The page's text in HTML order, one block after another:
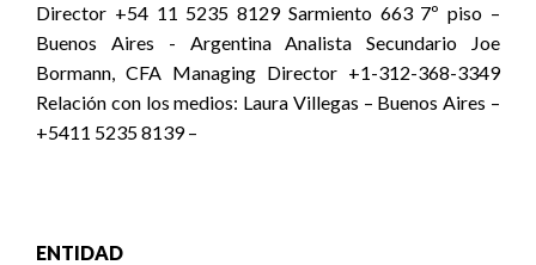
Director +54 11 5235 8129 Sarmiento 663 7º piso –
Buenos Aires - Argentina Analista Secundario Joe
Bormann, CFA Managing Director +1-312-368-3349
Relación con los medios: Laura Villegas – Buenos Aires –
+5411 5235 8139 –
ENTIDAD